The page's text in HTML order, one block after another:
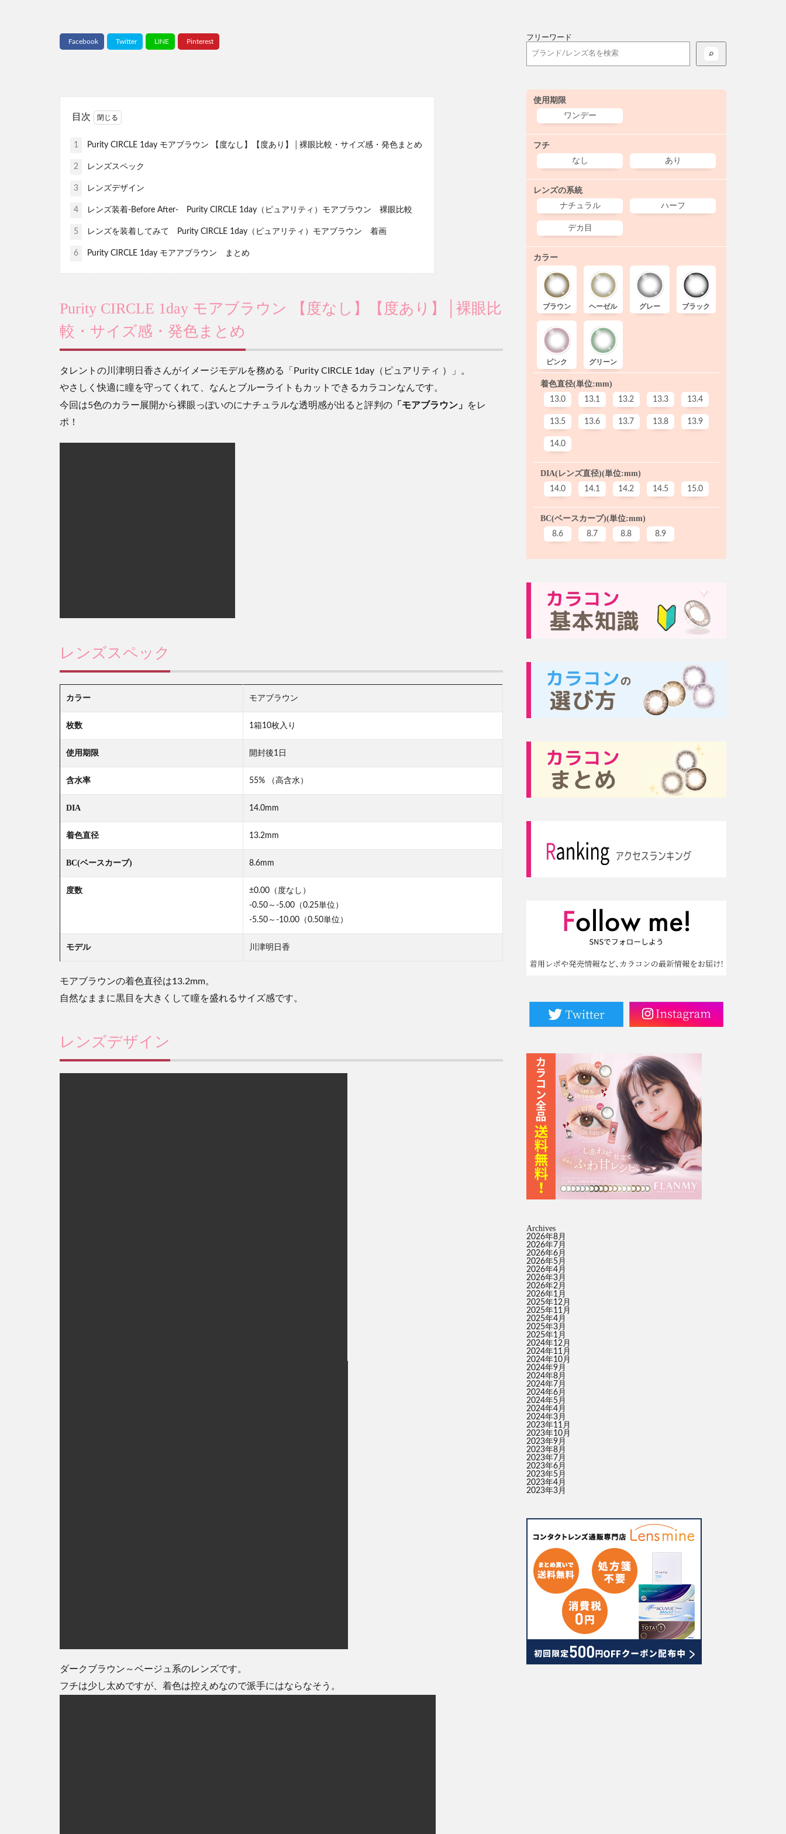
目次
1 Purity CIRCLE 1day モアブラウン 【度なし】【度あり】│裸眼比較・サイズ感・発色まとめ
2 レンズスペック
3 レンズデザイン
4 レンズ装着-Before After- Purity CIRCLE 1day（ピュアリティ）モアブラウン 裸眼比較
5 レンズを装着してみて Purity CIRCLE 1day（ピュアリティ）モアブラウン 着画
6 Purity CIRCLE 1day モアアブラウン まとめ
Purity CIRCLE 1day モアブラウン 【度なし】【度あり】│裸眼比
較・サイズ感・発色まとめ
タレントの川津明日香さんがイメージモデルを務める「Purity CIRCLE 1day（ピュアリティ ）」。
やさしく快適に瞳を守ってくれて、なんとブルーライトもカットできるカラコンなんです。
今回は5色のカラー展開から裸眼っぽいのにナチュラルな透明感が出ると評判の 「モアブラウン」
をレ
ポ！
レンズスペック
カラー モアブラウン
枚数 1箱10枚入り
使用期限 開封後1日
含水率 55% （高含水）
DIA 14.0mm
着色直径 13.2mm
BC(ベースカーブ) 8.6mm
度数
±0.00（度なし）
-0.50～-5.00（0.25単位）
-5.50～-10.00（0.50単位）
モデル 川津明日香
モアブラウンの着色直径は13.2mm。
自然なままに黒目を大きくして瞳を盛れるサイズ感です。
レンズデザイン
ダークブラウン～ベージュ系のレンズです。
フチは少し太めですが、着色は控えめなので派手にはならなそう。
フリーワード
使用期限
ワンデー
フチ
なし あり
レンズの系統
ナチュラル ハーフ
デカ目
カラー
ブラウン ヘーゼル グレー ブラック
ピンク グリーン
着色直径(単位:mm)
13.0 13.1 13.2 13.3 13.4
13.5 13.6 13.7 13.8 13.9
14.0
DIA(レンズ直径)(単位:mm)
14.0 14.1 14.2 14.5 15.0
BC(ベースカーブ)(単位:mm)
8.6 8.7 8.8 8.9
Archives
2026年8月
2026年7月
2026年6月
2026年5月
2026年4月
2026年3月
2026年2月
2026年1月
2025年12月
2025年11月
2025年4月
2025年3月
2025年1月
2024年12月
2024年11月
2024年10月
2024年9月
2024年8月
2024年7月
2024年6月
2024年5月
2024年4月
2024年3月
2023年11月
2023年10月
2023年9月
2023年8月
2023年7月
2023年6月
2023年5月
2023年4月
2023年3月